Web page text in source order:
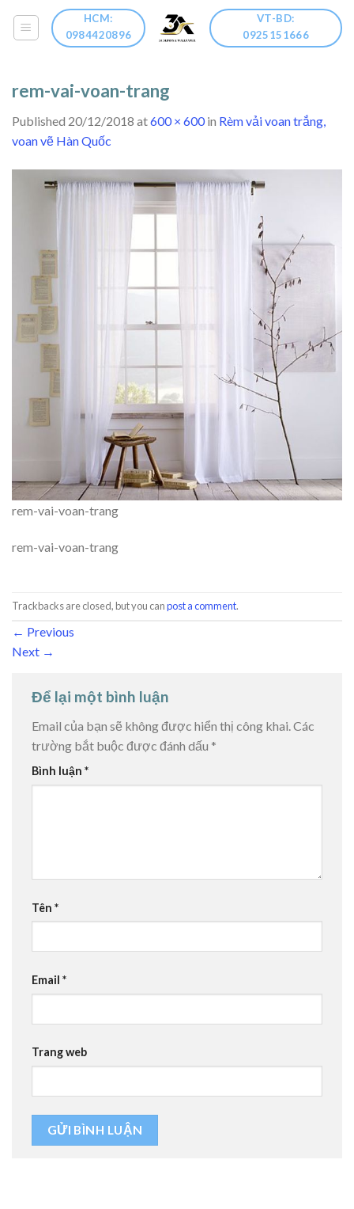
HCM:
0984420896
VT-BD:
0925151666
rem-vai-voan-trang
Published 20/12/2018 at600 × 600in Rèm vải voan trắng,
voan vẽ Hàn Quốc
rem-vai-voan-trang
rem-vai-voan-trang
Trackbacks are closed, but you canpost a comment.
← Previous
Next →
Để lại một bình luận
Email của bạn sẽ không được hiển thị công khai.Các
trường bắt buộc được đánh dấu *
Bình luận *
Tên *
Email *
Trang web